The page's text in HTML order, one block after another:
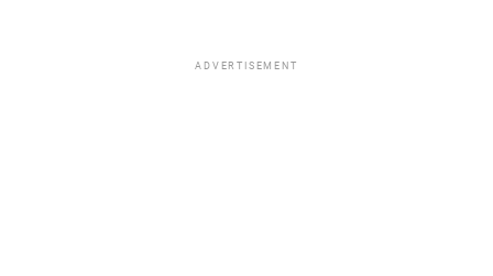
ADVERTISEMENT